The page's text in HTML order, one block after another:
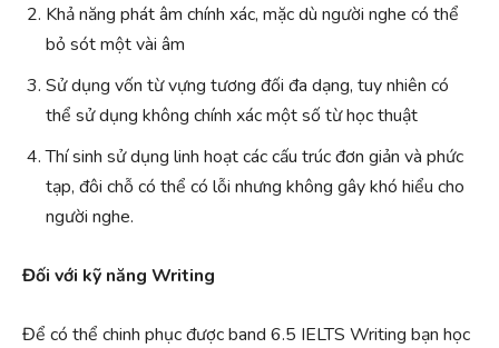
Khả năng phát âm chính xác, mặc dù người nghe có thể
bỏ sót một vài âm
Sử dụng vốn từ vựng tương đối đa dạng, tuy nhiên có
thể sử dụng không chính xác một số từ học thuật
Thí sinh sử dụng linh hoạt các cấu trúc đơn giản và phức
tạp, đôi chỗ có thể có lỗi nhưng không gây khó hiểu cho
người nghe.
Đối với kỹ năng Writing
Để có thể chinh phục được band 6.5 IELTS Writing bạn học